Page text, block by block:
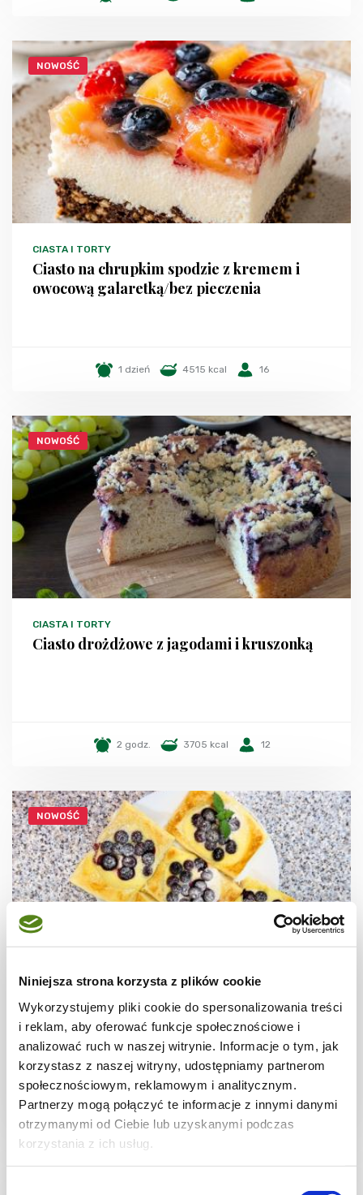
Niniejsza strona korzysta z plików cookie
Wykorzystujemy pliki cookie do spersonalizowania treści
i reklam, aby oferować funkcje społecznościowe i
analizować ruch w naszej witrynie. Informacje o tym, jak
korzystasz z naszej witryny, udostępniamy partnerom
społecznościowym, reklamowym i analitycznym.
Partnerzy mogą połączyć te informacje z innymi danymi
otrzymanymi od Ciebie lub uzyskanymi podczas
korzystania z ich usług.
NOWOŚĆ
CIASTA I TORTY
Ciasto na chrupkim spodzie z kremem i
owocową galaretką/bez pieczenia
1 dzień 4515 kcal 16
NOWOŚĆ
CIASTA I TORTY
Ciasto drożdżowe z jagodami i kruszonką
2 godz. 3705 kcal 12
NOWOŚĆ
Ciastka francuskie z borówkami + film
30 min. 1531 kcal 8